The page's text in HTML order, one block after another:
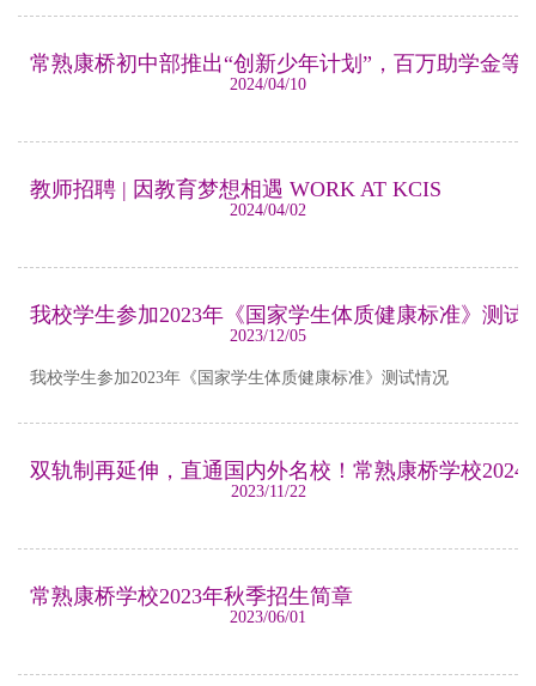
常熟康桥初中部推出“创新少年计划”，百万助学金等
2024/04/10
教师招聘 | 因教育梦想相遇 WORK AT KCIS
2024/04/02
我校学生参加2023年《国家学生体质健康标准》测试
2023/12/05
我校学生参加2023年《国家学生体质健康标准》测试情况
双轨制再延伸，直通国内外名校！常熟康桥学校2024
2023/11/22
常熟康桥学校2023年秋季招生简章
2023/06/01